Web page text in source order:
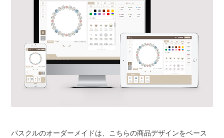
パスクルのオーダーメイドは、こちらの商品デザインをベース